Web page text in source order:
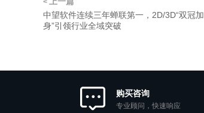
<
中望软件连续三年蝉联第一，2D/3D“双冠加
身”引领行业全域突破
购买咨询
专业顾问，快速响应